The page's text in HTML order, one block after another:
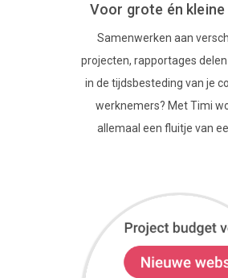
Voor grote én kleine
Samenwerken aan
projecten, rapportages
in de tijdsbesteding van je
werknemers? Met Timi
allemaal een fluitje van